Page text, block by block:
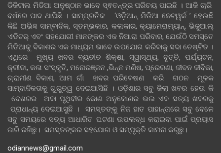
ଡିଜିଟାଲ ମିଡିଆ ଅନୁଷ୍ଠାନ ଭାବେ ସ୍ଵତନ୍ତ୍ର ପରିଚୟ ପାଇଛି । ଆଜି ଚାରି
ବର୍ଷରେ ପାଦ ଥାପିଛି । ସାମ୍ପ୍ରତିକ ‘ଓଡ଼ିଆନ୍‍ ମିଡିଆ ନେଟୱର୍କ ’ ହେଉଛି
କିଛି ଅଭିଜ୍ଞ ସାମ୍ବାଦିକ, ସ୍ତମ୍ଭକାର, କଳାକାର, କ୍ୟାମେରାମ୍ୟାନ୍, ଭିଜୁଆଲ୍
ଏଡିଟର୍ ଏବଂ ସହଯୋଗୀ ମାନଙ୍କର ଏକ ନିଆରା ପରିବାର, ଯେଉଁଠି ସମସ୍ତେ
ମିଡିଆକୁ ବିକାଶର ଏକ ମାଧ୍ୟମ ଭାବେ ଉପଯୋଗ କରିବାକୁ ସଦା ଚେଷ୍ଟିତ ।
ଏଥିରେ ମୁଖ୍ୟ ଖବର ବ୍ୟତୀତ ଶିକ୍ଷା, ସ୍ୱାସ୍ଥ୍ୟ, ବୃତ୍ତି, ପର୍ଯ୍ୟଟନ,
କ୍ରୀଡା, କଳା ସଂସ୍କୃତି, ମନୋରଞ୍ଜନ ,ଭିନ୍ନ ମଣିଷ, ପ୍ରେରଣା, ଜୀବନ ଜୀବିକା,
ଗ୍ରାମୀଣ ବିକାଶ, ଆମ ଗାଁ ଖବର ପରିବେଷଣ କରି ଗଠନ ମୂଳକ
ସାମ୍ବାଦିକତାକୁ ଗୁରୁତ୍ୱ ଦେଇଆସିଛି । ଓଡ଼ିଶାର ସବୁ ଜିଲା ଖବର ହେଉ କି
ଦେଶରର ଅବା ପୃଥିବୀର କୋଣ ଅନୁକୋଣର ଭଲ ଏବ ସତ୍ୟ ଖବରକୁ
ପ୍ରାଧାନ୍ୟ ଦେଇଆସୁଛି । ସମସ୍ତଙ୍କୁ ନିଜ ହାତ ପାହାନ୍ତାରେ ସବୁ ବେଳେ
ସବୁ ସମୟରେ ସତ୍ୟ ଆଧାରିତ ଘଟଣା ଉପଲବ୍ଧ କରାଇବା ପାଇଁ ପ୍ରୟାସ
ଜାରି ରଖିଛୁ। ସମସ୍ତଙ୍କର ସହଯୋଗ ଓ ସମ୍ପୃକ୍ତି କାମନା କରୁଛୁ।
odiannews@gmail.com